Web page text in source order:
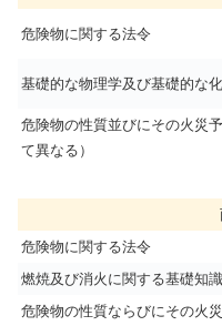
危険物に関する法令
基礎的な物理学及び基礎的な
危険物の性質並びにその火災
て異なる）
危険物に関する法令
燃焼及び消火に関する基礎知識
危険物の性質ならびにその火